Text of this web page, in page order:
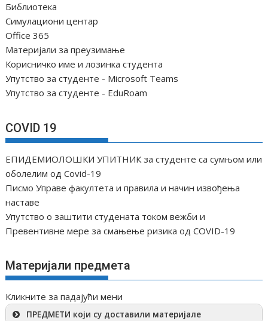
Библиотека
Симулациони центар
Office 365
Материјали за преузимање
Корисничко име и лозинка студента
Упутство за студенте - Microsoft Teams
Упутство за студенте - EduRoam
COVID 19
ЕПИДЕМИОЛОШКИ УПИТНИК за студенте са сумњом или
оболелим од Covid-19
Писмо Управе факултета и правила и начин извођења
наставе
Упутство о заштити студената током вежби и
Превентивне мере за смањење ризика од COVID-19
Материјали предмета
Кликните за падајући мени
ПРЕДМЕТИ који су доставили материјале